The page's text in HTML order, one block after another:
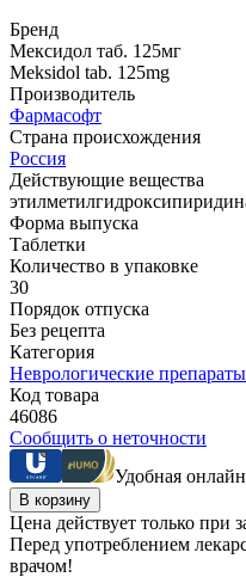
Бренд
Мексидол таб. 125мг
Meksidol tab. 125mg
Производитель
Фармасофт
Страна происхождения
Россия
Действующие вещества
Форма выпуска
Таблетки
Количество в упаковке
30
Порядок отпуска
Без рецепта
Категория
Неврологические препараты
Код товара
46086
Сообщить о неточности
Удобная
В корзину
Цена действует только при
Перед употреблением
врачом!